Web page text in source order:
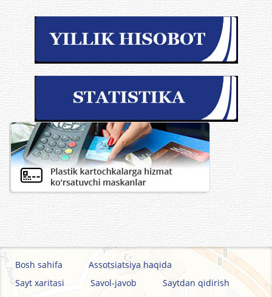
Bosh sahifa
Assotsiatsiya haqida
Sayt xaritasi
Savol-javob
Saytdan qidirish